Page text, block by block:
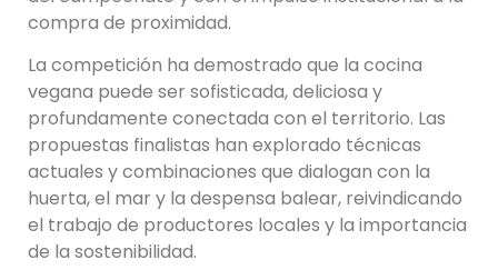
compra de proximidad.
La competición ha demostrado que la cocina
vegana puede ser sofisticada, deliciosa y
profundamente conectada con el territorio. Las
propuestas finalistas han explorado técnicas
actuales y combinaciones que dialogan con la
huerta, el mar y la despensa balear, reivindicando
el trabajo de productores locales y la importancia
de la sostenibilidad.